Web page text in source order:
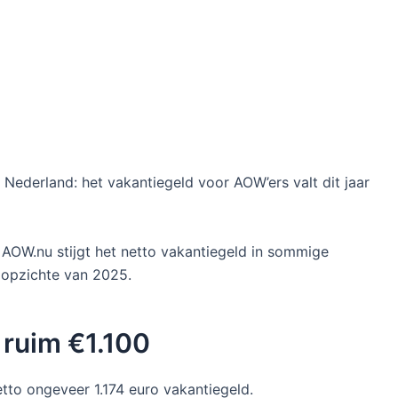
het vakantiegeld voor AOW’ers valt dit jaar
stijgt het netto vakantiegeld in sommige
van 2025.
€1.100
ongeveer 1.174 euro vakantiegeld.